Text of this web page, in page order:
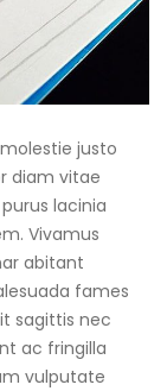
justo
diam vitae
lacinia
Vivamus
abitant
fames
sagittis nec
ac fringilla
vulputate